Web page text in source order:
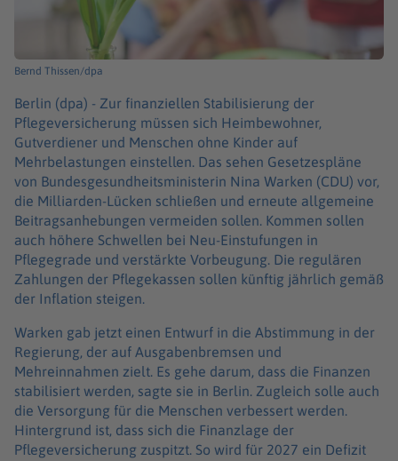
Bernd Thissen/dpa
Berlin (dpa) - Zur finanziellen Stabilisierung der
Pflegeversicherung müssen sich Heimbewohner,
Gutverdiener und Menschen ohne Kinder auf
Mehrbelastungen einstellen. Das sehen Gesetzespläne
von Bundesgesundheitsministerin Nina Warken (CDU) vor,
die Milliarden-Lücken schließen und erneute allgemeine
Beitragsanhebungen vermeiden sollen. Kommen sollen
auch höhere Schwellen bei Neu-Einstufungen in
Pflegegrade und verstärkte Vorbeugung. Die regulären
Zahlungen der Pflegekassen sollen künftig jährlich gemäß
der Inflation steigen.
Warken gab jetzt einen Entwurf in die Abstimmung in der
Regierung, der auf Ausgabenbremsen und
Mehreinnahmen zielt. Es gehe darum, dass die Finanzen
stabilisiert werden, sagte sie in Berlin. Zugleich solle auch
die Versorgung für die Menschen verbessert werden.
Hintergrund ist, dass sich die Finanzlage der
Pflegeversicherung zuspitzt. So wird für 2027 ein Defizit